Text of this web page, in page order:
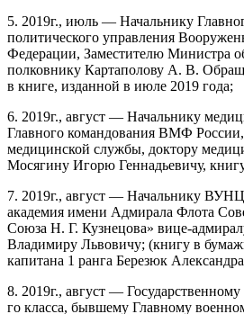
5. 2019г., июль — Начальнику
политического управления
Федерации, Заместителю Министра
полковнику Картаполову А. В.
в книге, изданной в июле 2019 года;
6. 2019г., август — Начальнику
Главного командования ВМФ
медицинской службы, доктору
Мосягину Игорю Геннадьевичу,
7. 2019г., август — Начальнику
академия имени Адмирала Флота
Союза Н. Г. Кузнецова» вице-
Владимиру Львовичу; (книгу в
капитана 1 ранга Березюк
8. 2019г., август —
го класса, бывшему Главному